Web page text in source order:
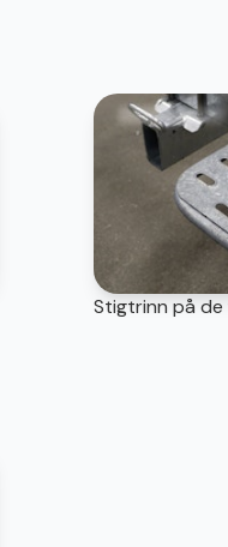
Stigtrinn på